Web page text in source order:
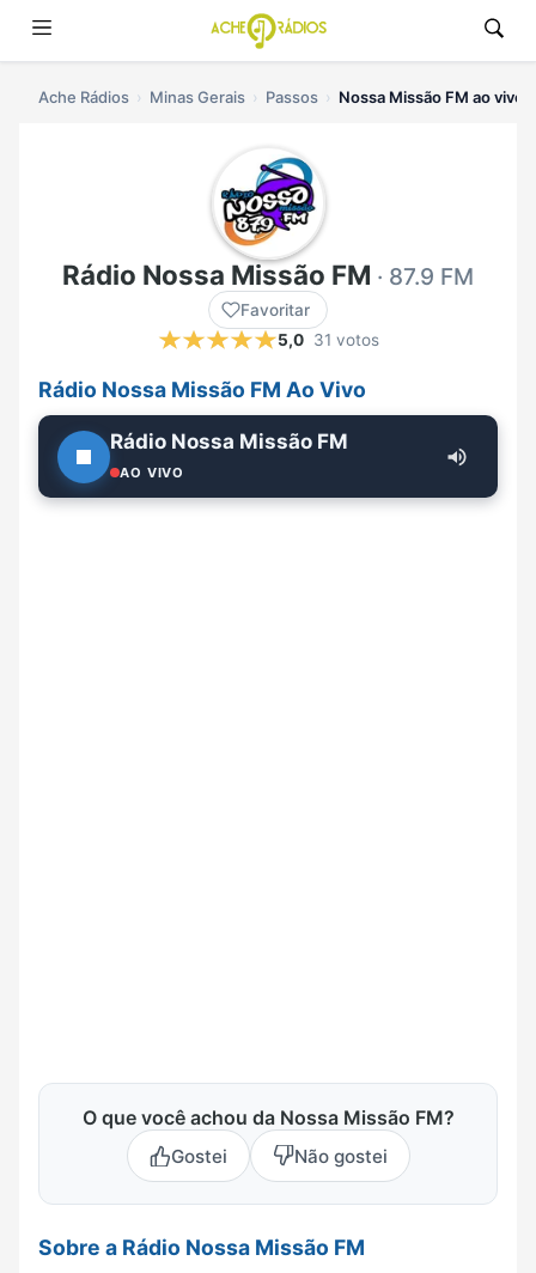
Ache Rádios Minas Gerais Passos Nossa Missão FM ao vivo
Rádio Nossa Missão FM · 87.9 FM
Favoritar
5,0 31 votos
Rádio Nossa Missão FM Ao Vivo
Rádio Nossa Missão FM
AO VIVO
O que você achou da Nossa Missão FM?
Gostei Não gostei
Sobre a Rádio Nossa Missão FM